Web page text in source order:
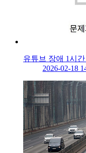
유튜브 장애 1시
2026-02-18